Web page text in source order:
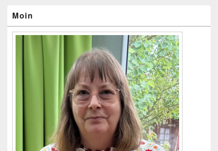
Widgetbereich
Moin